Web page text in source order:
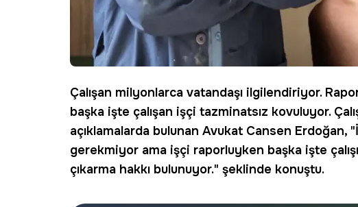
Çalışan milyonlarca vatandaşı ilgilendiriyor.
başka işte çalışan işçi tazminatsız kovuluyor.
açıklamalarda bulunan Avukat Cansen
gerekmiyor ama işçi raporluyken başka işte
çıkarma hakkı bulunuyor." şeklinde konuştu.